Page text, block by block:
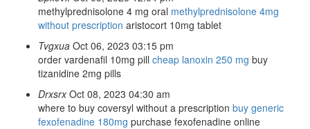
methylprednisolone 4 mg oral methylprednisolone 4mg
without prescription aristocort 10mg tablet
Tvgxua Oct 06, 2023 03:15 pm
order vardenafil 10mg pill cheap lanoxin 250 mg buy
tizanidine 2mg pills
Drxsrx Oct 08, 2023 04:30 am
where to buy coversyl without a prescription buy generic
fexofenadine 180mg purchase fexofenadine online